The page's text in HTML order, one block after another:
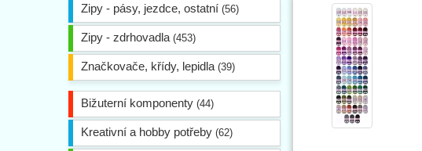
Zipy - pásy, jezdce, ostatní (56)
Zipy - zdrhovadla (453)
Značkovače, křídy, lepidla (39)
Bižuterní komponenty (44)
Kreativní a hobby potřeby (62)